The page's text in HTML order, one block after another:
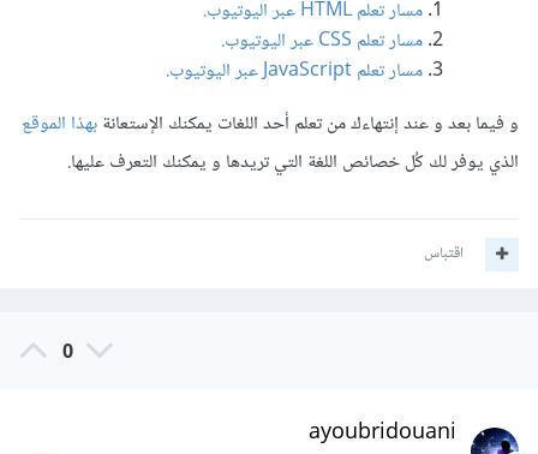
مسار تعلم HTML عبر اليوتيوب.
مسار تعلم CSS عبر اليوتيوب.
مسار تعلم JavaScript عبر اليوتيوب.
و فيما بعد و عند إنتهاءك من تعلم أحد اللغات يمكنك الإستعانةبهذا الموقع
الذي يوفر لك كُل خصائص اللغة التي تريدها و يمكنك التعرف عليها.
اقتباس
0
ayoubridouani